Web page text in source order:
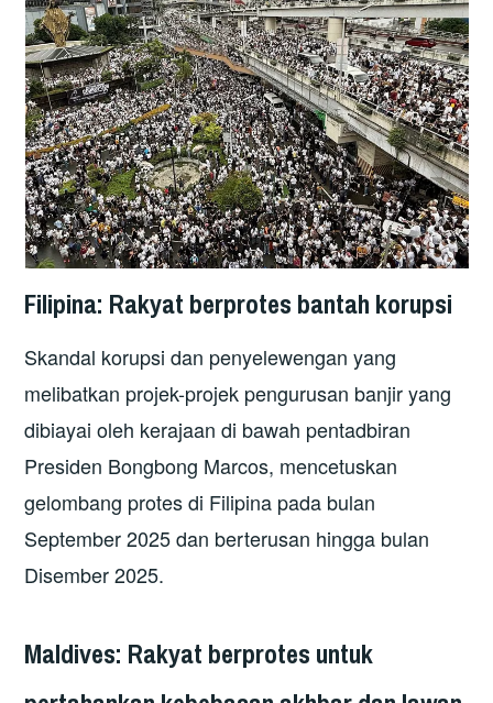
Filipina: Rakyat berprotes bantah korupsi
Skandal korupsi dan penyelewengan yang
melibatkan projek-projek pengurusan banjir yang
dibiayai oleh kerajaan di bawah pentadbiran
Presiden Bongbong Marcos, mencetuskan
gelombang protes di Filipina pada bulan
September 2025 dan berterusan hingga bulan
Disember 2025.
Maldives: Rakyat berprotes untuk